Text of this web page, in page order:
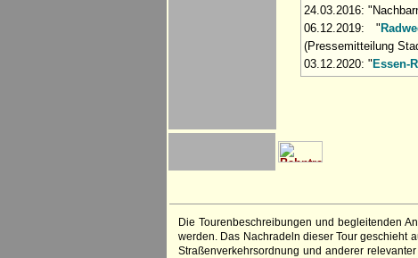
24.03.2016:
06.12.2019: "
(Pressemitteilung
03.12.2020: "Essen-
Die Tourenbeschreibungen und begleitenden
werden. Das Nachradeln dieser Tour geschieht
Straßenverkehrsordnung und anderer